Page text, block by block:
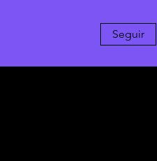
Seguir